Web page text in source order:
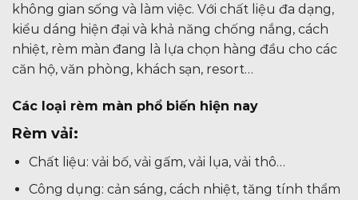
không gian sống và làm việc. Với chất liệu đa dạng,
kiểu dáng hiện đại và khả năng chống nắng, cách
nhiệt, rèm màn đang là lựa chọn hàng đầu cho các
căn hộ, văn phòng, khách sạn, resort…
Các loại rèm màn phổ biến hiện nay
Rèm vải:
Chất liệu: vải bố, vải gấm, vải lụa, vải thô…
Công dụng: cản sáng, cách nhiệt, tăng tính thẩm